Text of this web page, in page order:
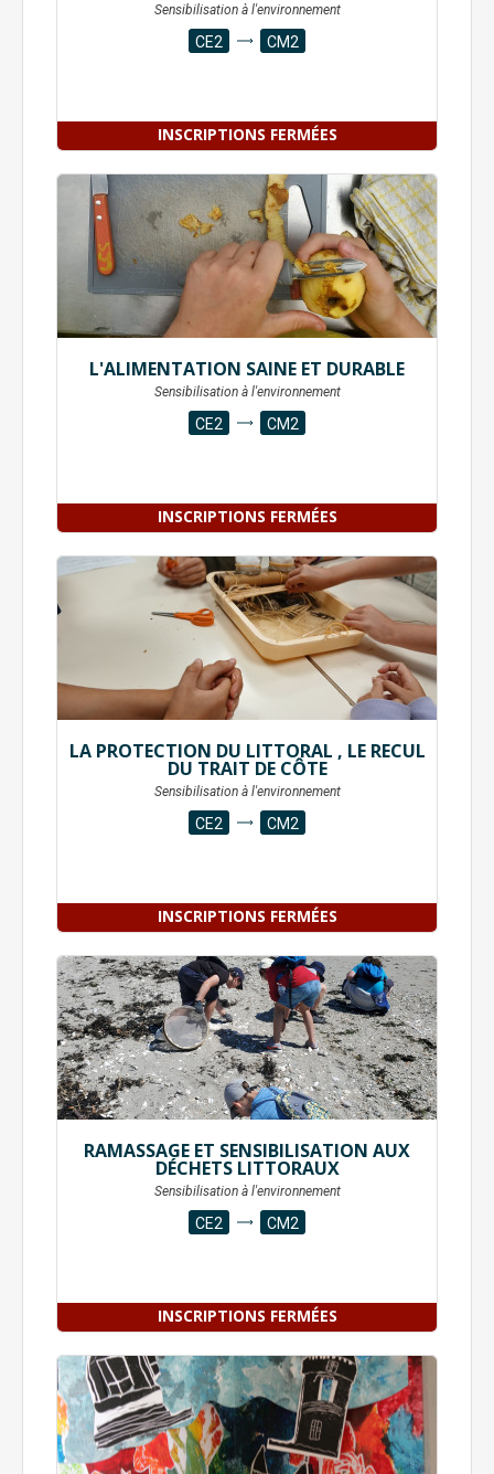
INSCRIPTIONS FERMÉES
Sensibilisation à l'environnement
CE2 CM2
INSCRIPTIONS FERMÉES
L'ALIMENTATION SAINE ET DURABLE
Sensibilisation à l'environnement
CE2 CM2
INSCRIPTIONS FERMÉES
LA PROTECTION DU LITTORAL , LE RECUL
DU TRAIT DE CÔTE
Sensibilisation à l'environnement
CE2 CM2
INSCRIPTIONS FERMÉES
RAMASSAGE ET SENSIBILISATION AUX
DÉCHETS LITTORAUX
Sensibilisation à l'environnement
CE2 CM2